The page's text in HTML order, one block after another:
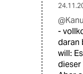
-
daran
will:
dieser